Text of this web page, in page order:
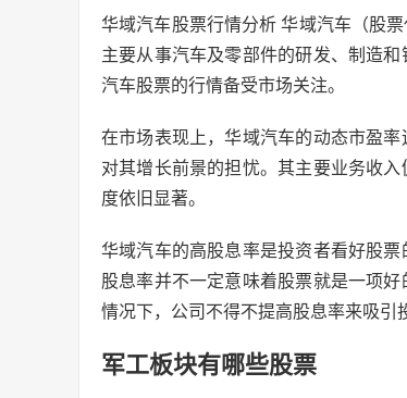
华域汽车股票行情分析 华域汽车（股
主要从事汽车及零部件的研发、制造
汽车股票的行情备受市场关注。
在市场表现上，华域汽车的动态市盈
对其增长前景的担忧。其主要业务收
度依旧显著。
华域汽车的高股息率是投资者看好股
股息率并不一定意味着股票就是一项
情况下，公司不得不提高股息率来吸引
军工板块有哪些股票